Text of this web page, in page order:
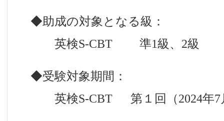
◆助成の対象となる級：
英検S-CBT 準1級、2級
◆受験対象期間：
英検S-CBT 第１回（2024年7